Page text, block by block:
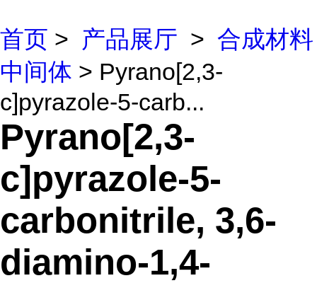
首页 > 产品展厅 > 合成材料
中间体 > Pyrano[2,3-
c]pyrazole-5-carb...
Pyrano[2,3-
c]pyrazole-5-
carbonitrile, 3,6-
diamino-1,4-